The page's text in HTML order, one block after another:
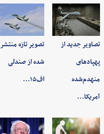
تصاویر جدید از
پهپادهای
منهدم‌شده
آمریکا…
تصویر تازه منتشر
شده از صندلی
اف۱۵…